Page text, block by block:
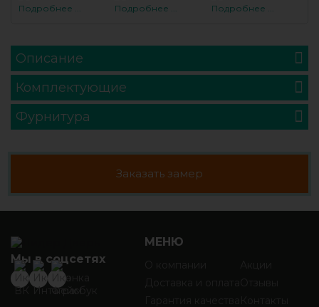
Подробнее ... Подробнее ... Подробнее ...
Описание
Комплектующие
Фурнитура
Заказать замер
Мы в соцсетях
МЕНЮ